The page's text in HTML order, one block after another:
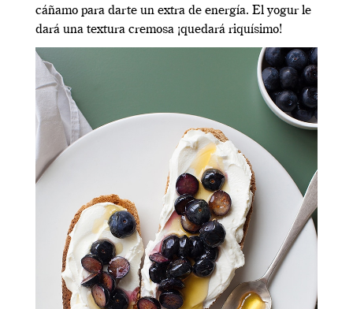
cáñamo para darte un extra de energía. El yogur le
dará una textura cremosa ¡quedará riquísimo!